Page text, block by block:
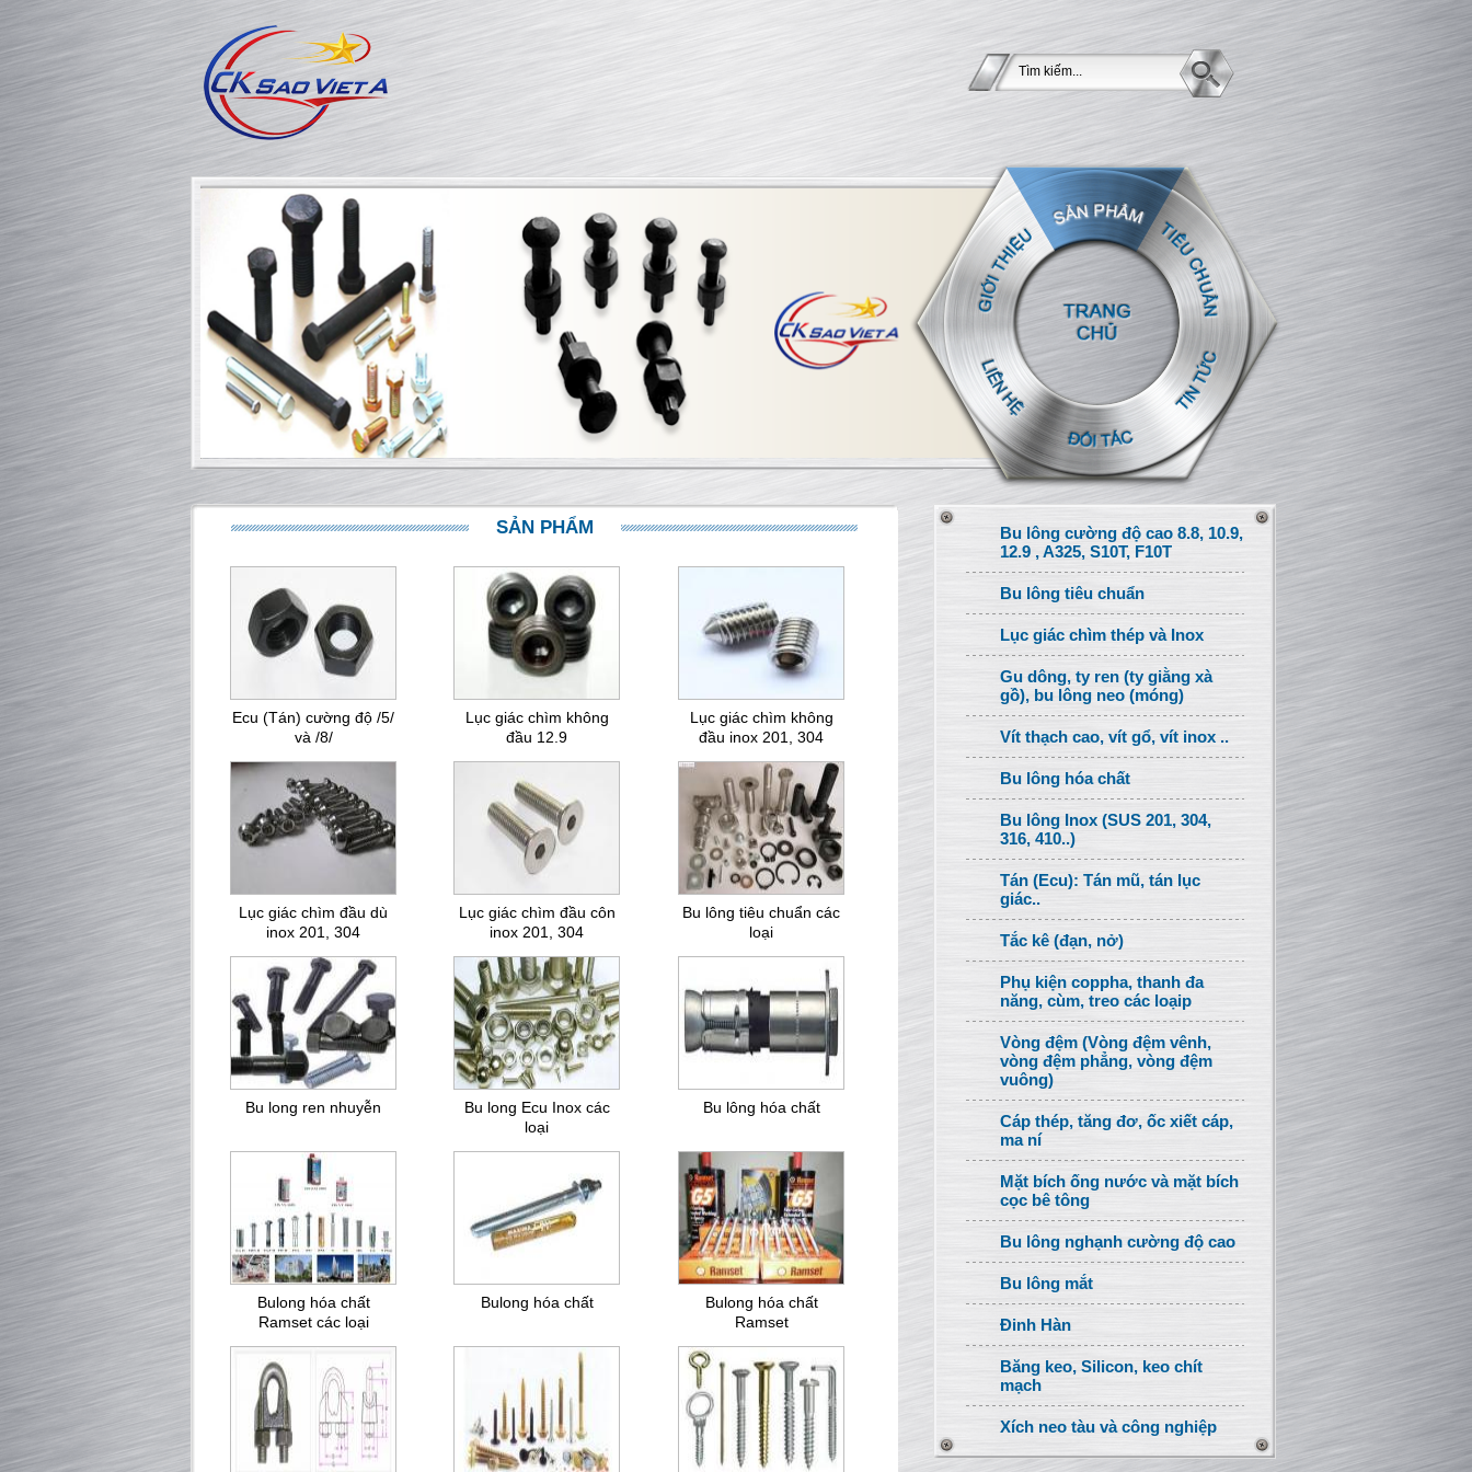
SẢN PHẨM
Ecu (Tán) cường độ /5/
và /8/
Lục giác chìm không
đầu 12.9
Lục giác chìm không
đầu inox 201, 304
Lục giác chìm đầu dù
inox 201, 304
Lục giác chìm đầu côn
inox 201, 304
Bu lông tiêu chuẩn các
loại
Bu long ren nhuyễn
Bu long Ecu Inox các
loại
Bu lông hóa chất
Bulong hóa chất
Ramset các loại
Bulong hóa chất
Bulong hóa chất
Ramset
Bu lông cường độ cao 8.8, 10.9,
12.9 , A325, S10T, F10T
Bu lông tiêu chuẩn
Lục giác chìm thép và Inox
Gu dông, ty ren (ty giằng xà
gồ), bu lông neo (móng)
Vít thạch cao, vít gổ, vít inox ..
Bu lông hóa chất
Bu lông Inox (SUS 201, 304,
316, 410..)
Tán (Ecu): Tán mũ, tán lục
giác..
Tắc kê (đạn, nở)
Phụ kiện coppha, thanh đa
năng, cùm, treo các loạip
Vòng đệm (Vòng đệm vênh,
vòng đệm phẳng, vòng đệm
vuông)
Cáp thép, tăng đơ, ốc xiết cáp,
ma ní
Mặt bích ống nước và mặt bích
cọc bê tông
Bu lông nghạnh cường độ cao
Bu lông mắt
Đinh Hàn
Băng keo, Silicon, keo chít
mạch
Xích neo tàu và công nghiệp